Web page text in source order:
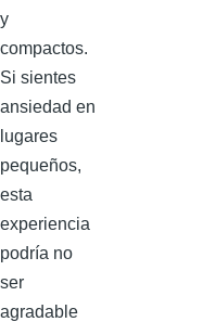
y
compactos.
Si sientes
ansiedad en
lugares
pequeños,
esta
experiencia
podría no
ser
agradable